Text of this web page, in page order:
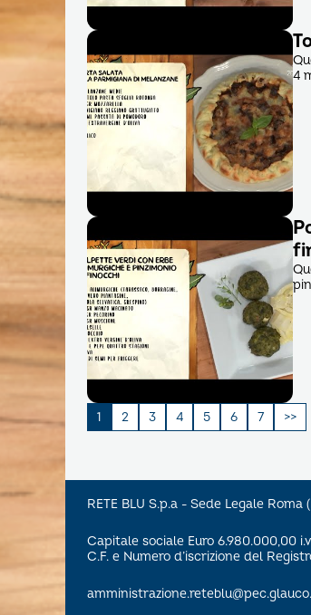
4
Paginazione
articoli
1 2 3 4 5 6 7
RETE BLU S.p.a - Sede Legale
Capitale sociale Euro 6.980.000,00 i.v
C.F. e Numero d’iscrizione del